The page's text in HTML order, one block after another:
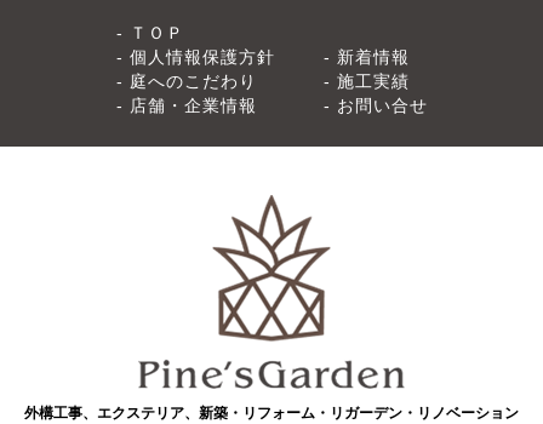
ＴＯＰ
個人情報保護方針
新着情報
庭へのこだわり
施工実績
店舗・企業情報
お問い合せ
外構工事、エクステリア、新築・リフォーム・リガーデン・リノベーション